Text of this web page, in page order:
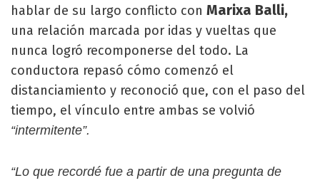
hablar de su largo conflicto con Marixa Balli,
una relación marcada por idas y vueltas que
nunca logró recomponerse del todo. La
conductora repasó cómo comenzó el
distanciamiento y reconoció que, con el paso del
tiempo, el vínculo entre ambas se volvió
“intermitente”.
“Lo que recordé fue a partir de una pregunta de